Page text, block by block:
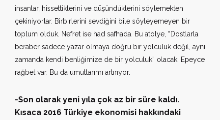
insanlar, hissettiklerini ve düşündüklerini söylemekten
çekiniyorlar. Birbirlerini sevdiğini bile söyleyemeyen bir
toplum olduk. Nefret ise had safhada. Bu atölye, “Dostlarla
beraber sadece yazar olmaya doğru bir yolculuk değil, aynı
zamanda kendi benliğimize de bir yolculuk” olacak. Epeyce
rağbet var. Bu da umutlarımı artırıyor.
-Son olarak yeni yıla çok az bir süre kaldı.
Kısaca 2016 Türkiye ekonomisi hakkındaki